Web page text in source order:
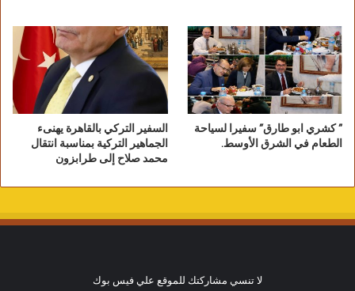
” كشري ابو طارق” سفيرا لسياحة
الطعام في الشرق الأوسط.
السفير التركي بالقاهرة يهنىء
الجماهير التركية بمناسبة انتقال
محمد صلاح إلى طرابزون
لا تنسي مشاركتك للموقع علي فيس بوك